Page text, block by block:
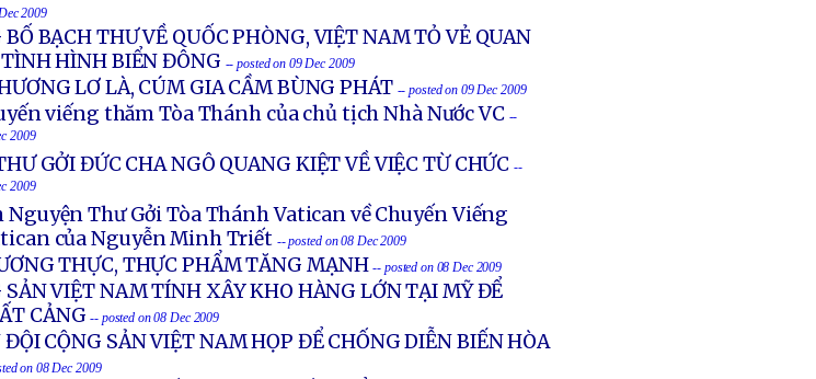
2009
BỐ BẠCH THƯ VỀ QUỐC PHÒNG, VIỆT NAM TỎ VẺ QUAN
HÌNH BIỂN ĐÔNG -- posted on 09 Dec 2009
LƠ LÀ, CÚM GIA CẦM BÙNG PHÁT -- posted on 09 Dec 2009
viếng thăm Tòa Thánh của chủ tịch Nhà Nước VC --
2009
GỞI ĐỨC CHA NGÔ QUANG KIỆT VỀ VIỆC TỪ CHỨC --
2009
Thư Gởi Tòa Thánh Vatican về Chuyến Viếng
của Nguyễn Minh Triết -- posted on 08 Dec 2009
THỰC, THỰC PHẨM TĂNG MẠNH -- posted on 08 Dec 2009
SẢN VIỆT NAM TÍNH XÂY KHO HÀNG LỚN TẠI MỸ ĐỂ
CẢNG -- posted on 08 Dec 2009
ĐỘI CỘNG SẢN VIỆT NAM HỌP ĐỂ CHỐNG DIỄN BIẾN HÒA
on 08 Dec 2009